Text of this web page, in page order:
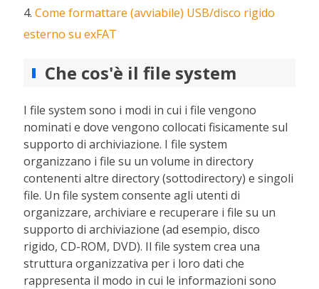
4.Come formattare (avviabile) USB/disco rigido
esterno su exFAT
Che cos'è il file system
I file system sono i modi in cui i file vengono
nominati e dove vengono collocati fisicamente sul
supporto di archiviazione. I file system
organizzano i file su un volume in directory
contenenti altre directory (sottodirectory) e singoli
file. Un file system consente agli utenti di
organizzare, archiviare e recuperare i file su un
supporto di archiviazione (ad esempio, disco
rigido, CD-ROM, DVD). Il file system crea una
struttura organizzativa per i loro dati che
rappresenta il modo in cui le informazioni sono